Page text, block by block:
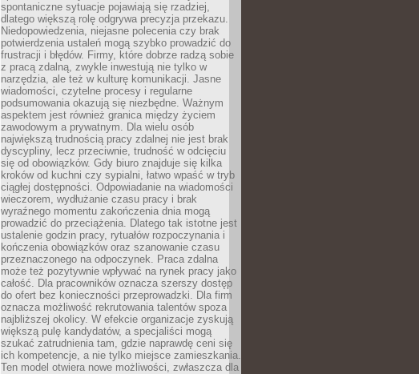
spontaniczne sytuacje pojawiają się rzadziej,
dlatego większą rolę odgrywa precyzja przekazu.
Niedopowiedzenia, niejasne polecenia czy brak
potwierdzenia ustaleń mogą szybko prowadzić do
frustracji i błędów. Firmy, które dobrze radzą sobie
z pracą zdalną, zwykle inwestują nie tylko w
narzędzia, ale też w kulturę komunikacji. Jasne
wiadomości, czytelne procesy i regularne
podsumowania okazują się niezbędne. Ważnym
aspektem jest również granica między życiem
zawodowym a prywatnym. Dla wielu osób
największą trudnością pracy zdalnej nie jest brak
dyscypliny, lecz przeciwnie, trudność w odcięciu
się od obowiązków. Gdy biuro znajduje się kilka
kroków od kuchni czy sypialni, łatwo wpaść w tryb
ciągłej dostępności. Odpowiadanie na wiadomości
wieczorem, wydłużanie czasu pracy i brak
wyraźnego momentu zakończenia dnia mogą
prowadzić do przeciążenia. Dlatego tak istotne jest
ustalenie godzin pracy, rytuałów rozpoczynania i
kończenia obowiązków oraz szanowanie czasu
przeznaczonego na odpoczynek. Praca zdalna
może też pozytywnie wpływać na rynek pracy jako
całość. Dla pracowników oznacza szerszy dostęp
do ofert bez konieczności przeprowadzki. Dla firm
oznacza możliwość rekrutowania talentów spoza
najbliższej okolicy. W efekcie organizacje zyskują
większą pulę kandydatów, a specjaliści mogą
szukać zatrudnienia tam, gdzie naprawdę ceni się
ich kompetencje, a nie tylko miejsce zamieszkania.
Ten model otwiera nowe możliwości, zwłaszcza dla